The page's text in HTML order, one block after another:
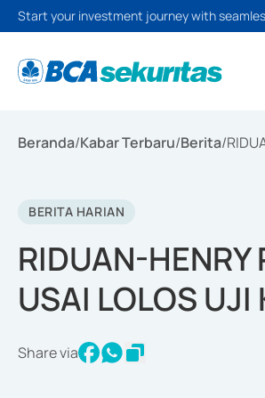
Start your investment journey with
Beranda/Kabar Terbaru/Berita/
BERITA HARIAN
RIDUAN-HENRY
USAI LOLOS UJI
Share via